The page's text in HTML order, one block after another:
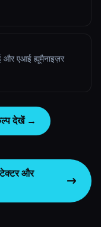
टूल, हमेशा के लिए 100%
और एआई ह्यूमैनाइज़र
देखें →
और